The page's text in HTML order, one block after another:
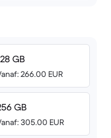
GB
266.00 EUR
GB
305.00 EUR